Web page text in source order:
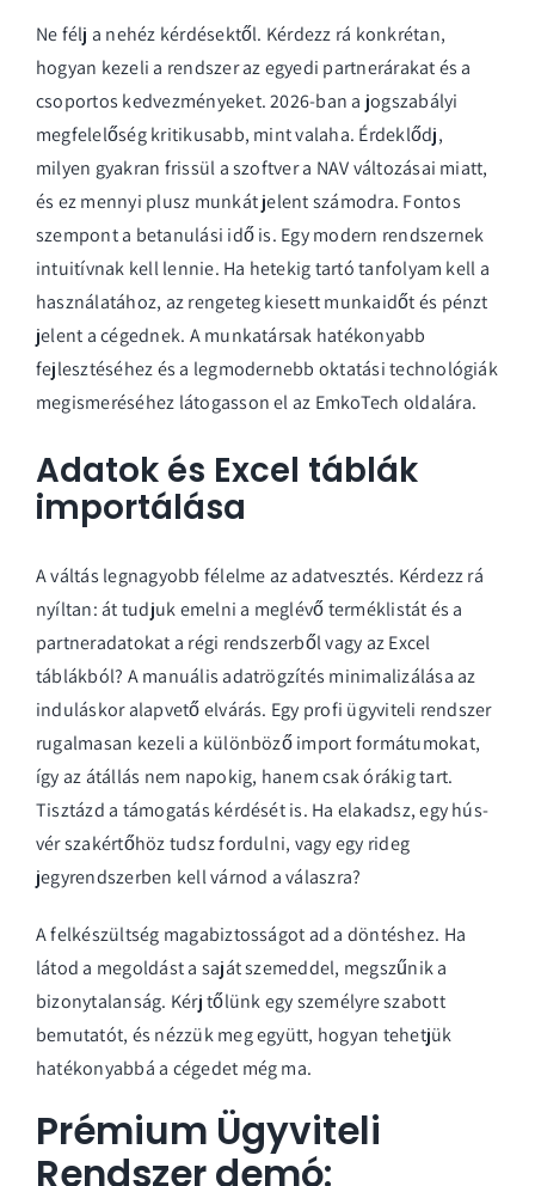
Ne félj a nehéz kérdésektől. Kérdezz rá konkrétan,
hogyan kezeli a rendszer az egyedi partnerárakat és a
csoportos kedvezményeket. 2026-ban a jogszabályi
megfelelőség kritikusabb, mint valaha. Érdeklődj,
milyen gyakran frissül a szoftver a NAV változásai miatt,
és ez mennyi plusz munkát jelent számodra. Fontos
szempont a betanulási idő is. Egy modern rendszernek
intuitívnak kell lennie. Ha hetekig tartó tanfolyam kell a
használatához, az rengeteg kiesett munkaidőt és pénzt
jelent a cégednek. A munkatársak hatékonyabb
fejlesztéséhez és a legmodernebb oktatási technológiák
megismeréséhez látogasson el az EmkoTech oldalára.
Adatok és Excel táblák
importálása
A váltás legnagyobb félelme az adatvesztés. Kérdezz rá
nyíltan: át tudjuk emelni a meglévő terméklistát és a
partneradatokat a régi rendszerből vagy az Excel
táblákból? A manuális adatrögzítés minimalizálása az
induláskor alapvető elvárás. Egy profi ügyviteli rendszer
rugalmasan kezeli a különböző import formátumokat,
így az átállás nem napokig, hanem csak órákig tart.
Tisztázd a támogatás kérdését is. Ha elakadsz, egy hús-
vér szakértőhöz tudsz fordulni, vagy egy rideg
jegyrendszerben kell várnod a válaszra?
A felkészültség magabiztosságot ad a döntéshez. Ha
látod a megoldást a saját szemeddel, megszűnik a
bizonytalanság. Kérj tőlünk egy személyre szabott
bemutatót, és nézzük meg együtt, hogyan tehetjük
hatékonyabbá a cégedet még ma.
Prémium Ügyviteli
Rendszer demó: